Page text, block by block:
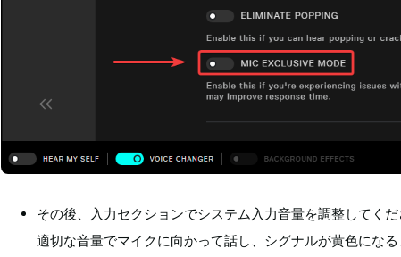
その後、入力セクションでシステム入力音量を調整してくだ
適切な音量でマイクに向かって話し、シグナルが黄色にな